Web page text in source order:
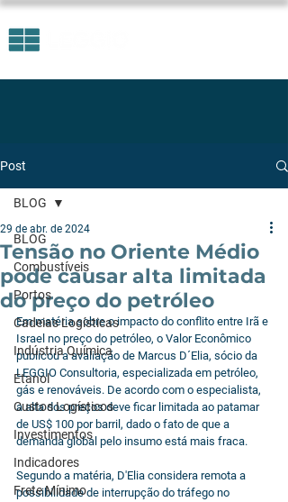
Post
BLOG
Combustíveis
Portos
Cadeias Logísticas
Indústria Química
Etanol
Custos Logísticos
Investimentos
Indicadores
Frete Mínimo
BLOG
Tensão no Oriente Médio
pode causar alta limitada
do preço do petróleo
29 de abr. de 2024
Em matéria sobre o impacto do conflito entre Irã e
Israel no preço do petróleo, o Valor Econômico
publicou a avaliação de Marcus D´Elia, sócio da
LEGGIO Consultoria, especializada em petróleo,
gás e renováveis. De acordo com o especialista,
a alta dos preços deve ficar limitada ao patamar
de US$ 100 por barril, dado o fato de que a
demanda global pelo insumo está mais fraca.
Segundo a matéria, D'Elia considera remota a
possibilidade de interrupção do tráfego no